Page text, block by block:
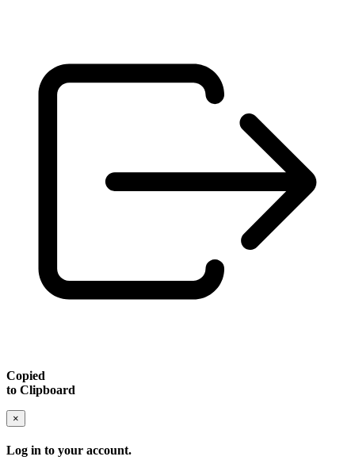
Copied
to Clipboard
×
Log in to your account.